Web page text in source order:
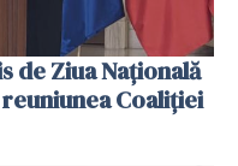
de Ziua Naţională
Coaliţiei